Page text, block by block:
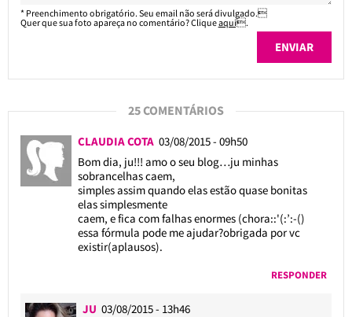
* Preenchimento obrigatório. Seu email não será divulgado.
Quer que sua foto apareça no comentário? Cliqueaqui.
25 COMENTÁRIOS
CLAUDIA COTA 03/08/2015 - 09h50
Bom dia, ju!!! amo o seu blog…ju minhas
sobrancelhas caem,
simples assim quando elas estão quase bonitas
elas simplesmente
caem, e fica com falhas enormes (chora::'(:’:-()
essa fórmula pode me ajudar?obrigada por vc
existir(aplausos).
RESPONDER
JU 03/08/2015 - 13h46